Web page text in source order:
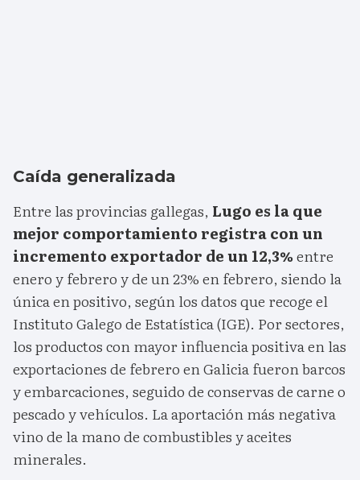
Caída generalizada
Entre las provincias gallegas, Lugo es la que
mejor comportamiento registra con un
incremento exportador de un 12,3%entre
enero y febrero y de un 23% en febrero, siendo la
única en positivo, según los datos que recoge el
Instituto Galego de Estatística (IGE). Por sectores,
los productos con mayor influencia positiva en las
exportaciones de febrero en Galicia fueron barcos
y embarcaciones, seguido de conservas de carne o
pescado y vehículos. La aportación más negativa
vino de la mano de combustibles y aceites
minerales.